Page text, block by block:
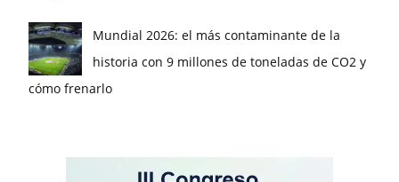
Mundial 2026: el más contaminante de la
historia con 9 millones de toneladas de CO2 y
cómo frenarlo